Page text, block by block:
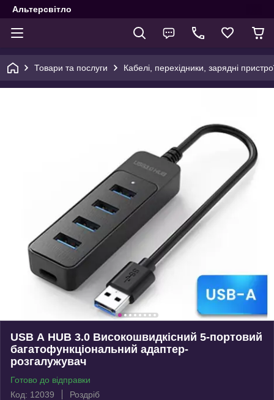
Альтерсвітло
Товари та послуги Кабелі, перехідники, зарядні
USB А HUB 3.0 Високошвидкісний 5-портовий
багатофункціональний адаптер-
розгалужувач
Готово до відправки
Код: 12039
Роздріб